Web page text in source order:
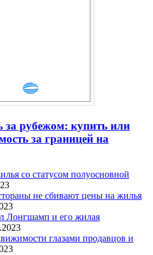
за рубежом: купить или
за границей на
со статусом полуосновной
не сбивают цены на жилья
Лонгшамп и его жилая
глазами продавцов и